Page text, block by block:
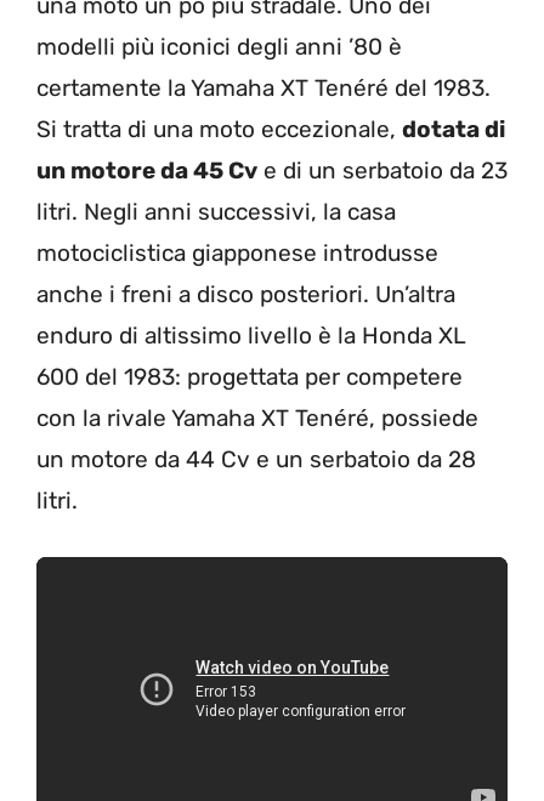
una moto un pò più stradale. Uno dei
modelli più iconici degli anni ’80 è
certamente la Yamaha XT Tenéré del 1983.
Si tratta di una moto eccezionale, dotata di
un motore da 45 Cv e di un serbatoio da 23
litri. Negli anni successivi, la casa
motociclistica giapponese introdusse
anche i freni a disco posteriori. Un’altra
enduro di altissimo livello è la Honda XL
600 del 1983: progettata per competere
con la rivale Yamaha XT Tenéré, possiede
un motore da 44 Cv e un serbatoio da 28
litri.